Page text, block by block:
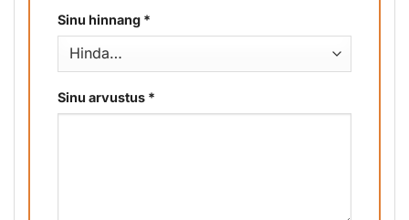
Sinu hinnang *
Sinu arvustus *